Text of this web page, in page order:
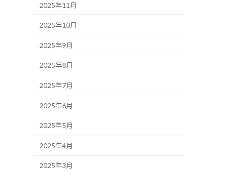
2025年11月
2025年10月
2025年9月
2025年8月
2025年7月
2025年6月
2025年5月
2025年4月
2025年3月